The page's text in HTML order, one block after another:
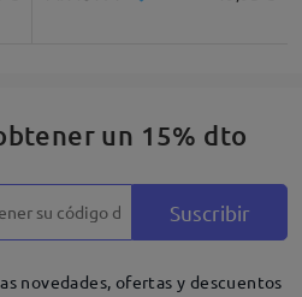
un 15% dto
Suscribir
novedades, ofertas y descuentos